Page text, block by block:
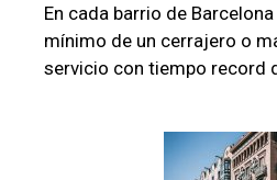
En cada barrio de
mínimo de un cerrajero o
servicio con tiempo record